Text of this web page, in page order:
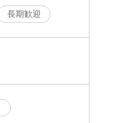
長期歓迎